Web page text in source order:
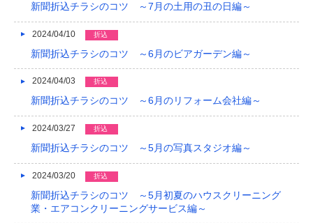
新聞折込チラシのコツ ～7月の土用の丑の日編～
2024/04/10 折込
新聞折込チラシのコツ ～6月のビアガーデン編～
2024/04/03 折込
新聞折込チラシのコツ ～6月のリフォーム会社編～
2024/03/27 折込
新聞折込チラシのコツ ～5月の写真スタジオ編～
2024/03/20 折込
新聞折込チラシのコツ ～5月初夏のハウスクリーニング
業・エアコンクリーニングサービス編～